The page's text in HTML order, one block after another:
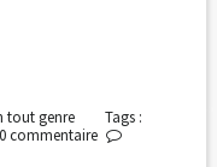
tout genre
Tags :
0commentaire